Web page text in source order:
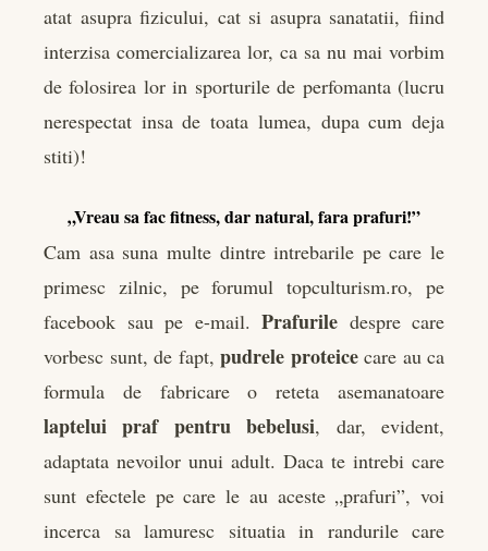
atat asupra fizicului, cat si asupra sanatatii, fiind
interzisa comercializarea lor, ca sa nu mai vorbim
de folosirea lor in sporturile de perfomanta (lucru
nerespectat insa de toata lumea, dupa cum deja
stiti)!
„Vreau sa fac fitness, dar natural, fara prafuri!”
Cam asa suna multe dintre intrebarile pe care le
primesc zilnic, pe forumul topculturism.ro, pe
facebook sau pe e-mail. Prafurile despre care
vorbesc sunt, de fapt, pudrele proteicecare au ca
formula de fabricare o reteta asemanatoare
laptelui praf pentru bebelusi, dar, evident,
adaptata nevoilor unui adult. Daca te intrebi care
sunt efectele pe care le au aceste „prafuri”, voi
incerca sa lamuresc situatia in randurile care